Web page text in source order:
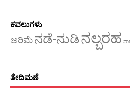
ಕವಲುಗಳು
ಅರಿಮೆನಡೆ-ನುಡಿನಲ್ಬರಹ
ತೇದಿಮಣೆ